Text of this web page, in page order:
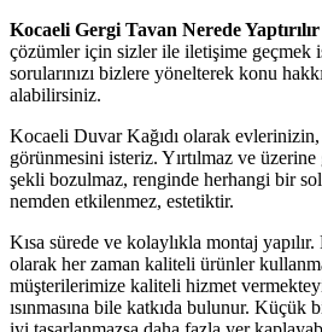
Kocaeli Gergi Tavan Nerede Yaptırılır
çözümler için sizler ile iletişime geçmek
sorularınızı bizlere yönelterek konu
alabilirsiniz.
Kocaeli Duvar Kağıdı olarak
görünmesini isteriz. Yırtılmaz ve üzerine
şekli bozulmaz, renginde herhangi bir
nemden etkilenmez, estetiktir.
Kısa sürede ve kolaylıkla montaj
olarak her zaman kaliteli ürünler
müşterilerimize kaliteli hizmet
ısınmasına bile katkıda bulunur.